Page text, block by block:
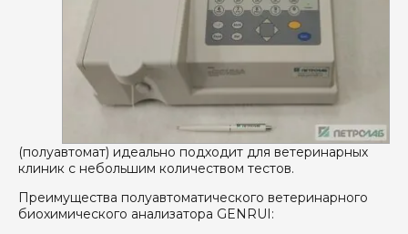
(полуавтомат) идеально подходит для ветеринарных
клиник с небольшим количеством тестов.
Преимущества полуавтоматического ветеринарного
биохимического анализатора GENRUI: